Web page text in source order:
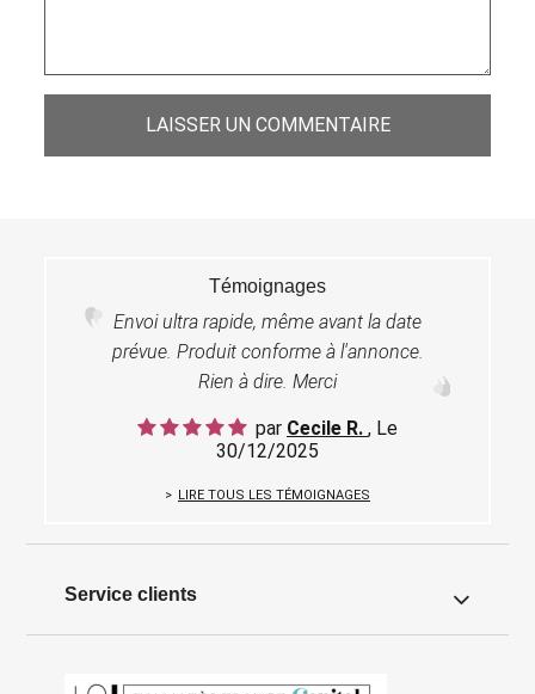
LAISSER UN COMMENTAIRE
Témoignages
Envoi ultra rapide, même avant la date
prévue. Produit conforme à l'annonce.
Rien à dire. Merci
par Cecile R. , Le
30/12/2025
LIRE TOUS LES TÉMOIGNAGES
Service clients